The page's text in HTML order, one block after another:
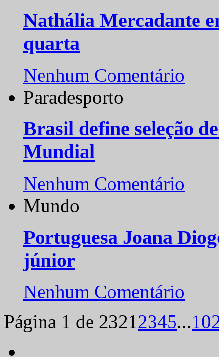
Nathália Mercadante
quarta
Nenhum Comentário
Paradesporto
Brasil define seleção
Mundial
Nenhum Comentário
Mundo
Portuguesa Joana
júnior
Nenhum Comentário
Página 1 de 23212345...10